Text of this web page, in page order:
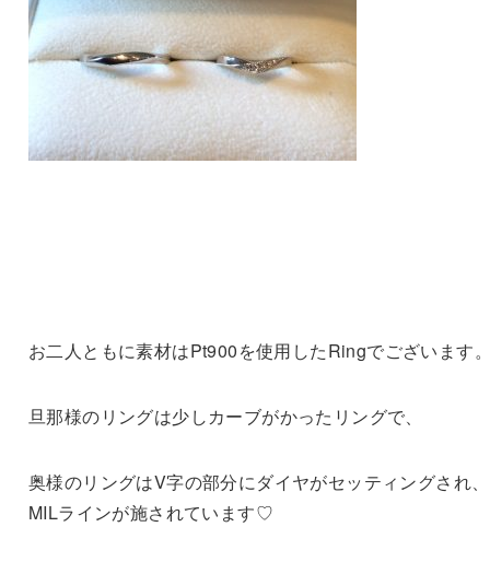
お二人ともに素材はPt900を使用したRingでございます
旦那様のリングは少しカーブがかったリングで、
奥様のリングはV字の部分にダイヤがセッティングされ、
MILラインが施されています♡